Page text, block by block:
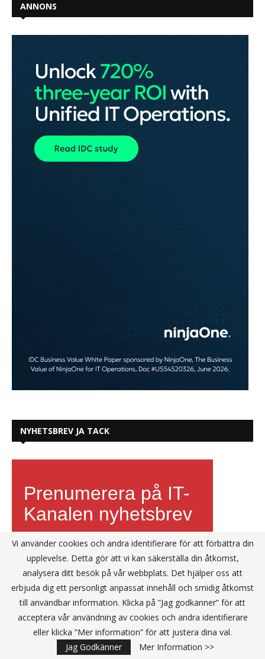
ANNONS
NYHETSBREV JA TACK
Vi använder cookies och andra identifierare för att förbättra din
upplevelse. Detta gör att vi kan säkerställa din åtkomst,
analysera ditt besök på vår webbplats. Det hjälper oss att
erbjuda dig ett personligt anpassat innehåll och smidig åtkomst
till användbar information. Klicka på ”Jag godkänner” för att
acceptera vår användning av cookies och andra identifierare
eller klicka ”Mer information” för att justera dina val.
Jag Godkänner
Mer Information >>